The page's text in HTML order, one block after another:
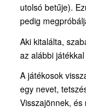
utolsó betűje).
pedig
Aki kitalálta,
az alábbi
A játékosok
egy nevet,
Visszajönnek, és